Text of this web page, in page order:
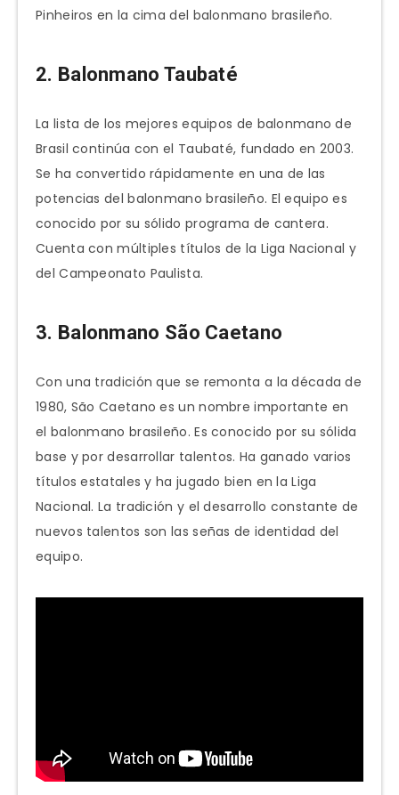
Pinheiros en la cima del balonmano brasileño.
2. Balonmano Taubaté
La lista de los mejores equipos de balonmano de
Brasil continúa con el Taubaté, fundado en 2003.
Se ha convertido rápidamente en una de las
potencias del balonmano brasileño. El equipo es
conocido por su sólido programa de cantera.
Cuenta con múltiples títulos de la Liga Nacional y
del Campeonato Paulista.
3. Balonmano São Caetano
Con una tradición que se remonta a la década de
1980, São Caetano es un nombre importante en
el balonmano brasileño. Es conocido por su sólida
base y por desarrollar talentos. Ha ganado varios
títulos estatales y ha jugado bien en la Liga
Nacional. La tradición y el desarrollo constante de
nuevos talentos son las señas de identidad del
equipo.